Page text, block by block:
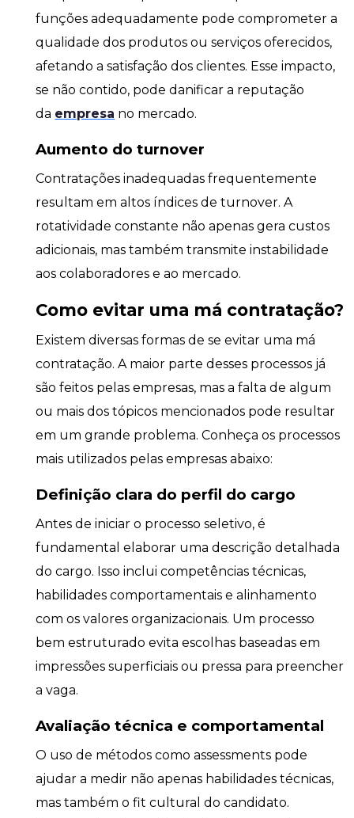
funções adequadamente pode comprometer a
qualidade dos produtos ou serviços oferecidos,
afetando a satisfação dos clientes. Esse impacto,
se não contido, pode danificar a reputação
da empresa no mercado.
Aumento do turnover
Contratações inadequadas frequentemente
resultam em altos índices de turnover. A
rotatividade constante não apenas gera custos
adicionais, mas também transmite instabilidade
aos colaboradores e ao mercado.
Como evitar uma má contratação?
Existem diversas formas de se evitar uma má
contratação. A maior parte desses processos já
são feitos pelas empresas, mas a falta de algum
ou mais dos tópicos mencionados pode resultar
em um grande problema. Conheça os processos
mais utilizados pelas empresas abaixo:
Definição clara do perfil do cargo
Antes de iniciar o processo seletivo, é
fundamental elaborar uma descrição detalhada
do cargo. Isso inclui competências técnicas,
habilidades comportamentais e alinhamento
com os valores organizacionais. Um processo
bem estruturado evita escolhas baseadas em
impressões superficiais ou pressa para preencher
a vaga.
Avaliação técnica e comportamental
O uso de métodos como assessments pode
ajudar a medir não apenas habilidades técnicas,
mas também o fit cultural do candidato.